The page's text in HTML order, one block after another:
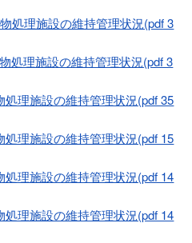
処理施設の維持管理状況(pdf 3
処理施設の維持管理状況(pdf 3
理施設の維持管理状況(pdf 35
理施設の維持管理状況(pdf 15
理施設の維持管理状況(pdf 14
理施設の維持管理状況(pdf 14